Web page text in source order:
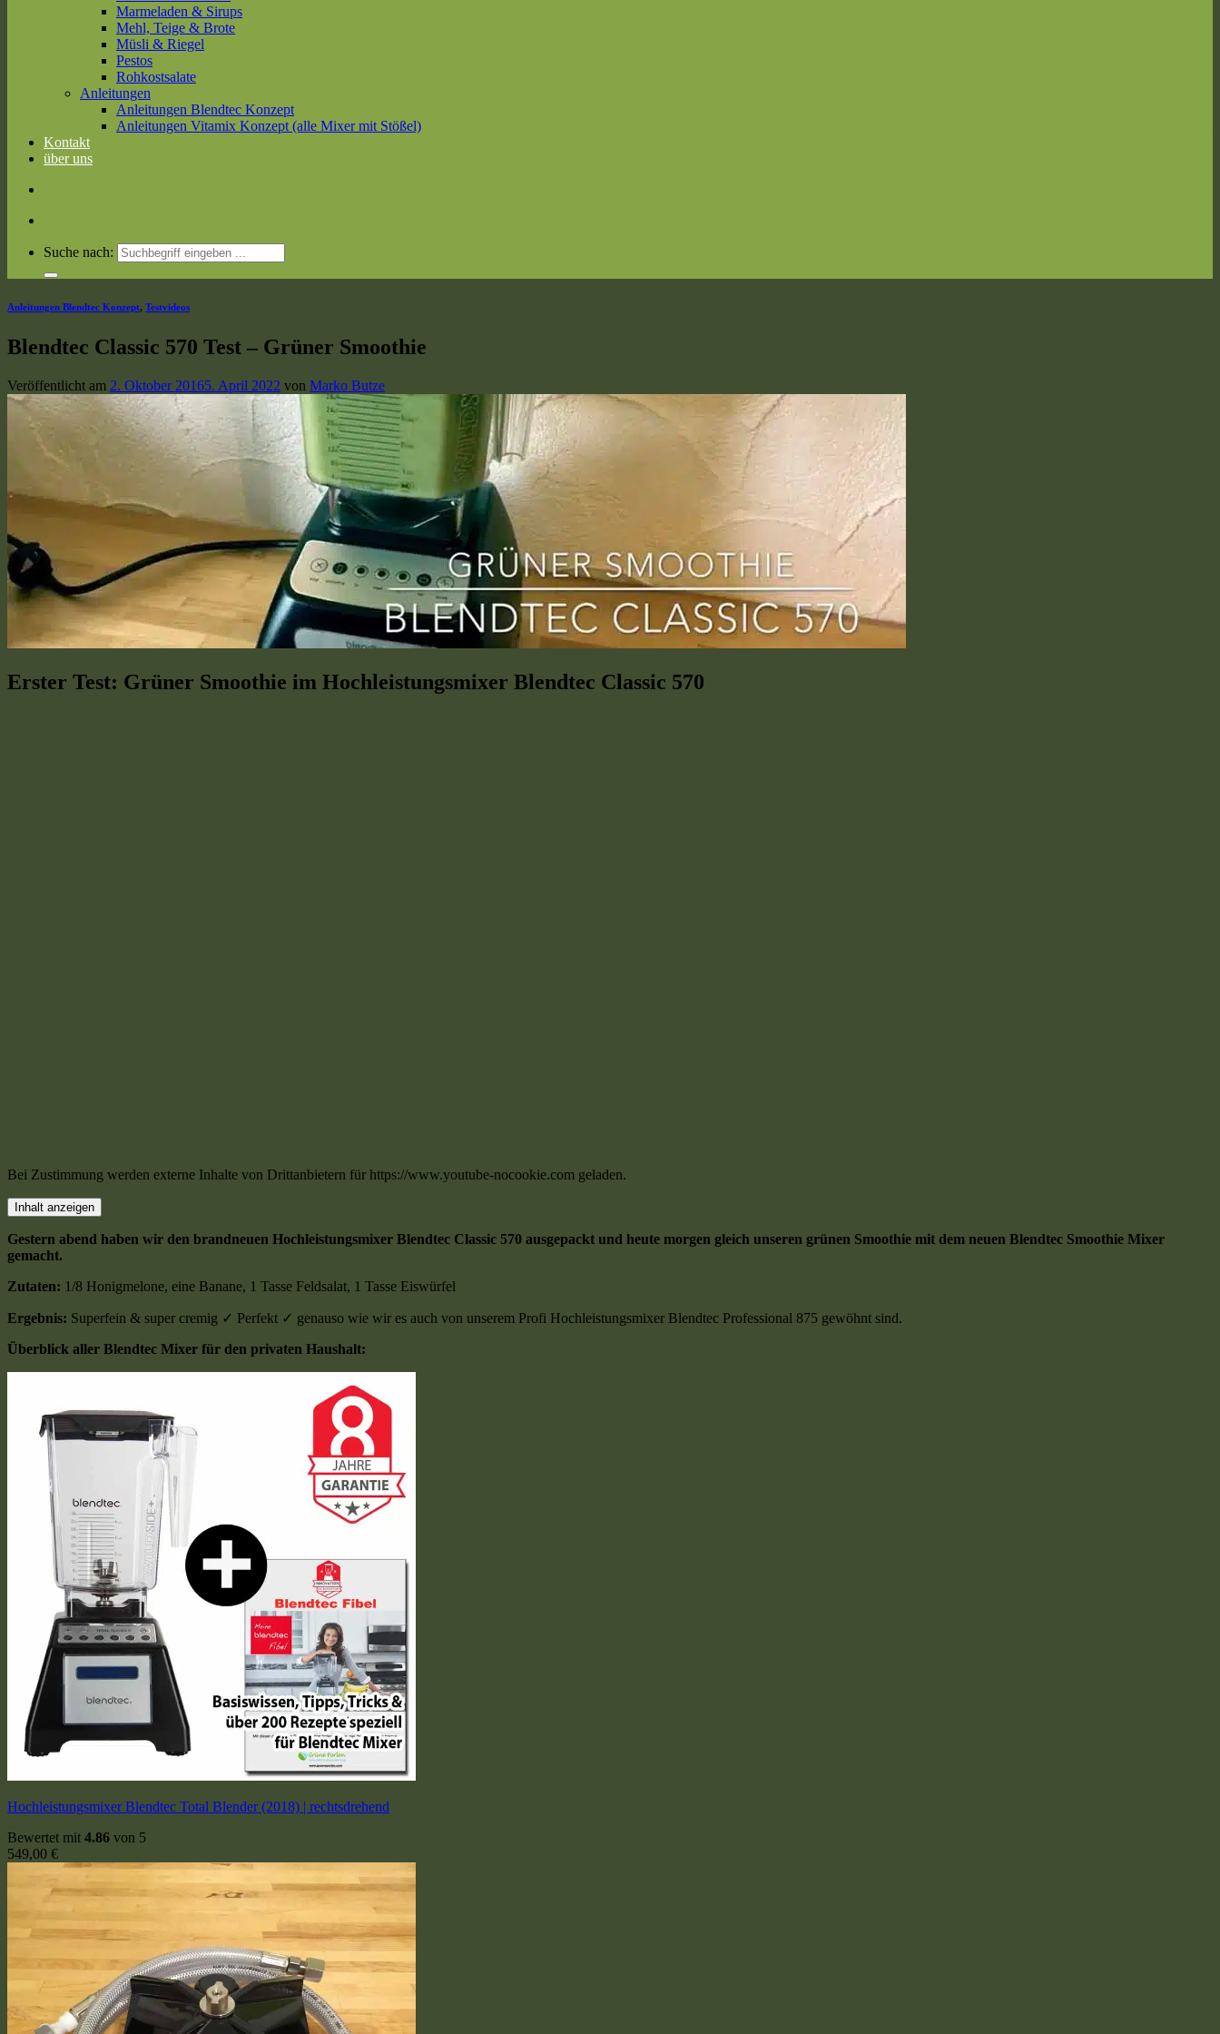
Marmeladen & Sirups
Mehl, Teige & Brote
Müsli & Riegel
Pestos
Rohkostsalate
Anleitungen
Anleitungen Blendtec Konzept
Anleitungen Vitamix Konzept (alle Mixer mit Stößel)
Kontakt
über uns
Suche nach:
Anleitungen Blendtec Konzept, Testvideos
Blendtec Classic 570 Test – Grüner Smoothie
Veröffentlicht am 2. Oktober 20165. April 2022 von Marko Butze
Erster Test: Grüner Smoothie im Hochleistungsmixer Blendtec Classic 570
Bei Zustimmung werden externe Inhalte von Drittanbietern für https://www.youtube-nocookie.com geladen.
Inhalt anzeigen
Gestern abend haben wir den brandneuen Hochleistungsmixer Blendtec Classic 570 ausgepackt und heute morgen gleich unseren grünen Smoothie mit dem neuen Blendtec Smoothie Mixer
gemacht.
Zutaten: 1/8 Honigmelone, eine Banane, 1 Tasse Feldsalat, 1 Tasse Eiswürfel
Ergebnis: Superfein & super cremig ✓ Perfekt ✓ genauso wie wir es auch von unserem Profi Hochleistungsmixer Blendtec Professional 875 gewöhnt sind.
Überblick aller Blendtec Mixer für den privaten Haushalt:
Hochleistungsmixer Blendtec Total Blender (2018) | rechtsdrehend
Bewertet mit 4.86 von 5
549,00 €